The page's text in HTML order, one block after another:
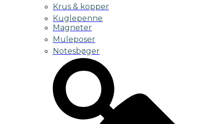
Krus & kopper
Kuglepenne
Magneter
Muleposer
Notesbøger